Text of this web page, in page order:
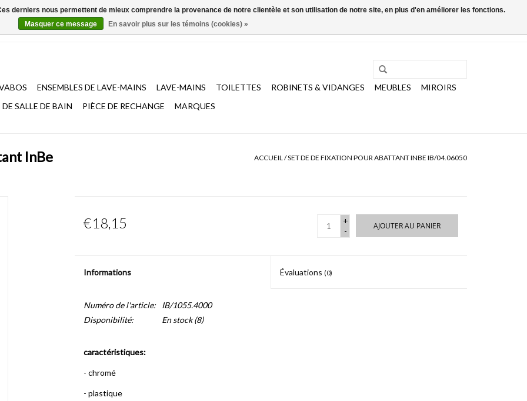
ENSEMBLES DE LAVE-MAINS LAVE-MAINS TOILETTES ROBINETS & VIDANGES MEUBLES
MIROIRS
SALLE DE BAIN
PIÈCE DE RECHANGE MARQUES
InBe ACCUEIL/SET DE DE FIXATION POUR ABATTANT INBE IB/04.06050
€18,15
+
-
AJOUTER AU PANIER
Informations Évaluations (0)
Numéro de l'article:
IB/1055.4000
Disponibilité:
En stock(8)
caractéristiques:
- chromé
- plastique
derniers nous permettent de mieux comprendre la provenance de notre clientèle et son utilisation de notre site, en plus d'en améliorer les fonctions.
Masquer ce message
En savoir plus sur les témoins (cookies) »